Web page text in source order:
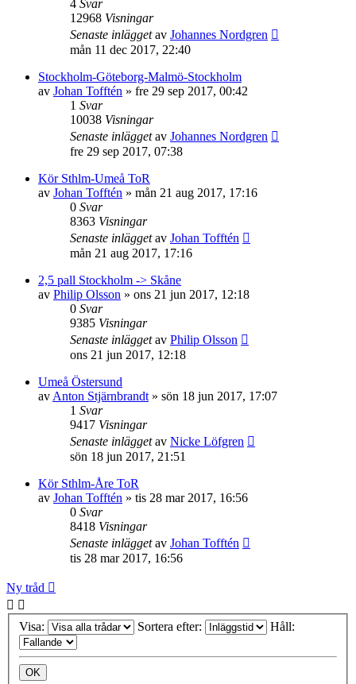
4 Svar
12968 Visningar
Senaste inläggetav Johannes Nordgren
mån 11 dec 2017, 22:40
Stockholm-Göteborg-Malmö-Stockholm
av Johan Tofftén » fre 29 sep 2017, 00:42
1 Svar
10038 Visningar
Senaste inläggetav Johannes Nordgren
fre 29 sep 2017, 07:38
Kör Sthlm-Umeå ToR
av Johan Tofftén » mån 21 aug 2017, 17:16
0 Svar
8363 Visningar
Senaste inläggetav Johan Tofftén
mån 21 aug 2017, 17:16
2,5 pall Stockholm -> Skåne
av Philip Olsson » ons 21 jun 2017, 12:18
0 Svar
9385 Visningar
Senaste inläggetav Philip Olsson
ons 21 jun 2017, 12:18
Umeå Östersund
av Anton Stjärnbrandt » sön 18 jun 2017, 17:07
1 Svar
9417 Visningar
Senaste inläggetav Nicke Löfgren
sön 18 jun 2017, 21:51
Kör Sthlm-Åre ToR
av Johan Tofftén » tis 28 mar 2017, 16:56
0 Svar
8418 Visningar
Senaste inläggetav Johan Tofftén
tis 28 mar 2017, 16:56
Ny tråd
Visa: Sortera efter: Håll: